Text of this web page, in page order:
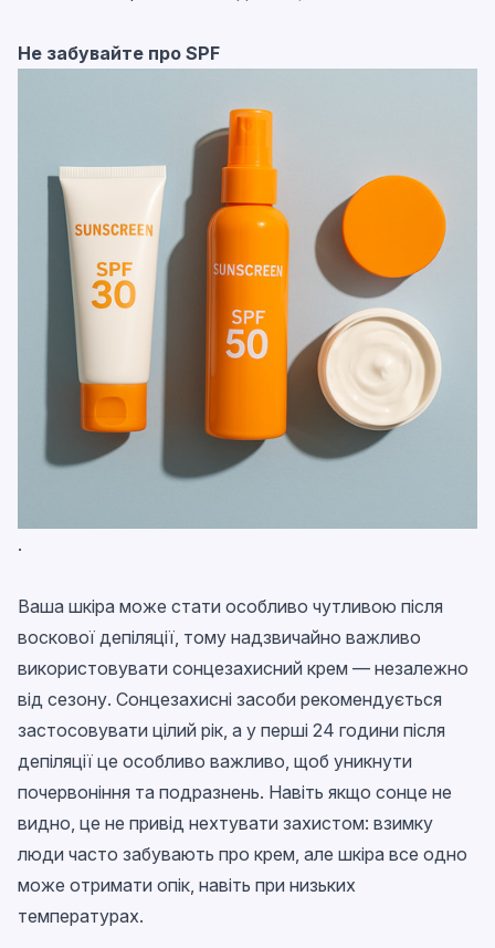
Не забувайте про SPF
.
Ваша шкіра може стати особливо чутливою після
воскової депіляції, тому надзвичайно важливо
використовувати сонцезахисний крем — незалежно
від сезону. Сонцезахисні засоби рекомендується
застосовувати цілий рік, а у перші 24 години після
депіляції це особливо важливо, щоб уникнути
почервоніння та подразнень. Навіть якщо сонце не
видно, це не привід нехтувати захистом: взимку
люди часто забувають про крем, але шкіра все одно
може отримати опік, навіть при низьких
температурах.